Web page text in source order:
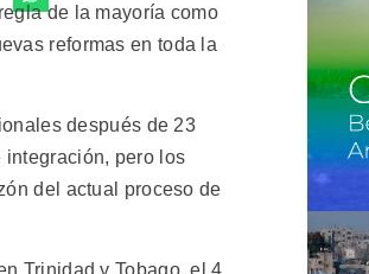
de la mayoría como
reformas en toda la
después de 23
integración, pero los
del actual proceso de